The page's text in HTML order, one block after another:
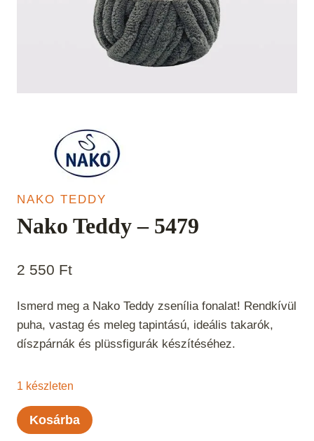
NAKO TEDDY
Nako Teddy – 5479
2 550 Ft
Ismerd meg a Nako Teddy zsenília fonalat! Rendkívül
puha, vastag és meleg tapintású, ideális takarók,
díszpárnák és plüssfigurák készítéséhez.
1 készleten
Nako
Teddy
Kosárba